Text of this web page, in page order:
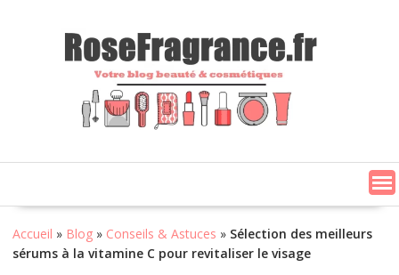
Accueil » Blog» Conseils & Astuces » Sélection des meilleurs
sérums à la vitamine C pour revitaliser le visage